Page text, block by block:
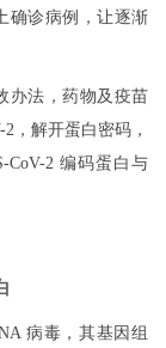
确诊病例，让逐渐
办法，药物及疫苗
，解开蛋白密码，
2 编码蛋白与
病毒，其基因组